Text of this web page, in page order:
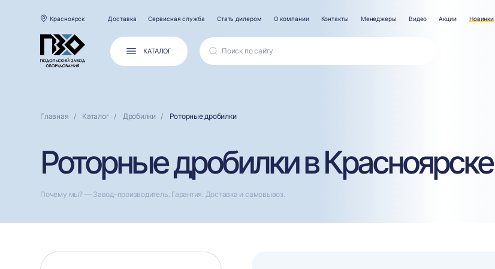
Красноярск Доставка Сервисная служба Стать дилером О компании Контакты Менеджеры Видео Акции Новинки
КАТАЛОГ
Главная Каталог Дробилки Роторные дробилки
Роторные дробилки в Красноярске
Почему мы? — Завод-производитель. Гарантия. Доставка и самовывоз.